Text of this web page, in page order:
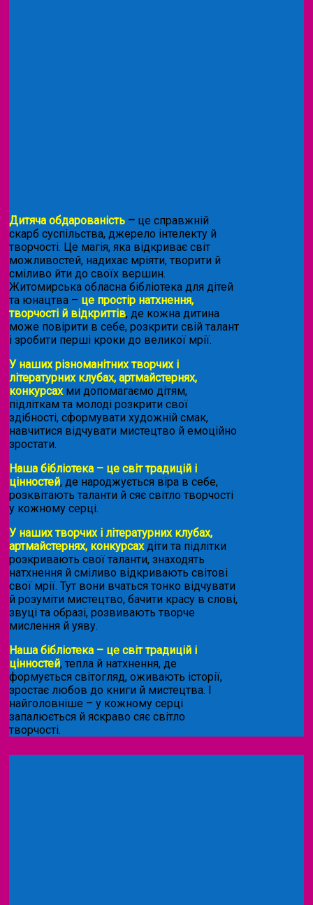
Дитяча обдарованість – це справжній
скарб суспільства, джерело інтелекту й
творчості. Це магія, яка відкриває світ
можливостей, надихає мріяти, творити й
сміливо йти до своїх вершин.
Житомирська обласна бібліотека для дітей
та юнацтва – це простір натхнення,
творчості й відкриттів, де кожна дитина
може повірити в себе, розкрити свій талант
і зробити перші кроки до великої мрії.
У наших різноманітних творчих і
літературних клубах, артмайстернях,
конкурсахми допомагаємо дітям,
підліткам та молоді розкрити свої
здібності, сформувати художній смак,
навчитися відчувати мистецтво й емоційно
зростати.
Наша бібліотека – це світ традицій і
цінностей, де народжується віра в себе,
розквітають таланти й сяє світло творчості
у кожному серці.
У наших творчих і літературних клубах,
артмайстернях, конкурсахдіти та підлітки
розкривають свої таланти, знаходять
натхнення й сміливо відкривають світові
свої мрії. Тут вони вчаться тонко відчувати
й розуміти мистецтво, бачити красу в слові,
звуці та образі, розвивають творче
мислення й уяву.
Наша бібліотека – це світ традицій і
цінностей, тепла й натхнення, де
формується світогляд, оживають історії,
зростає любов до книги й мистецтва. І
найголовніше – у кожному серці
запалюється й яскраво сяє світло
творчості.